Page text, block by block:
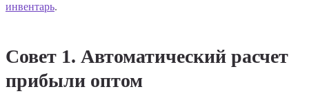
инвентарь.
Совет 1. Автоматический расчет
прибыли оптом